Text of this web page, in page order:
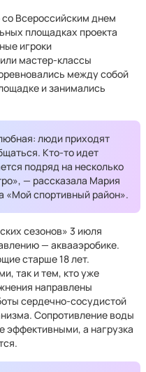
Всероссийским днем
площадках проекта
игроки
мастер-классы
между собой
и занимались
люди приходят
Кто-то идет
подряд на несколько
— рассказала Мария
«Мой спортивный район».
сезонов» 3 июля
— аквааэробике.
старше 18 лет.
так и тем, кто уже
направлены
сердечно-сосудистой
Сопротивление воды
эффективными, а нагрузка